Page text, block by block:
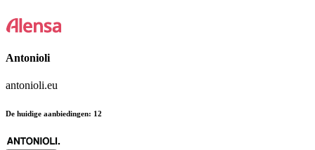
Antonioli
antonioli.eu
De huidige aanbiedingen: 12